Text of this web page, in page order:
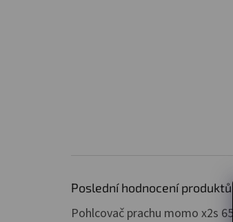
Poslední hodnocení produktů